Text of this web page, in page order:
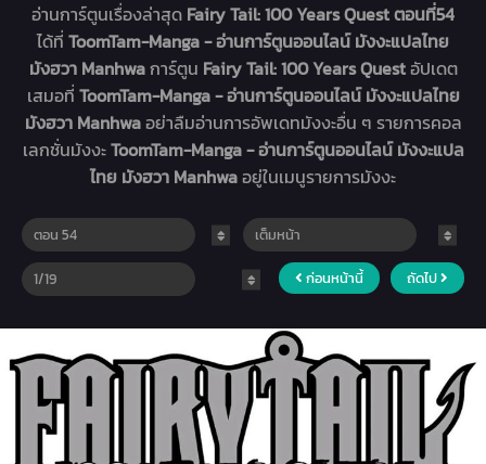
อ่านการ์ตูนเรื่องล่าสุด Fairy Tail: 100 Years Quest ตอนที่54
ได้ที่ ToomTam-Manga - อ่านการ์ตูนออนไลน์ มังงะแปลไทย
มังฮวา Manhwaการ์ตูน Fairy Tail: 100 Years Questอัปเดต
เสมอที่ ToomTam-Manga - อ่านการ์ตูนออนไลน์ มังงะแปลไทย
มังฮวา Manhwaอย่าลืมอ่านการอัพเดทมังงะอื่น ๆ รายการคอล
เลกชั่นมังงะToomTam-Manga - อ่านการ์ตูนออนไลน์ มังงะแปล
ไทย มังฮวา Manhwaอยู่ในเมนูรายการมังงะ
ก่อนหน้านี้ ถัดไป